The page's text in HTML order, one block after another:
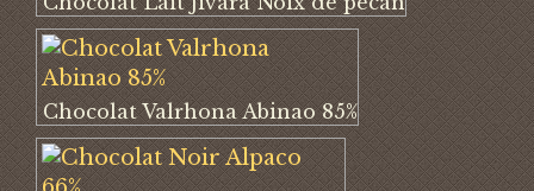
Chocolat Valrhona Abinao 85%